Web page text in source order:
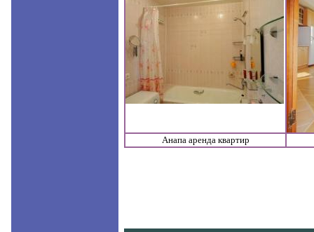
Анапа аренда квартир